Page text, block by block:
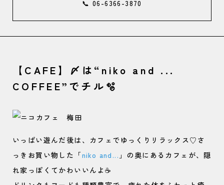
📞 06-6366-3870
【CAFE】〆は“niko and ...
COFFEE”でチル🫧
いっぱい遊んだ後は、カフェでゆっくりリラックス♡さ
っきお買い物した「niko and... 」の奥にあるカフェが、隠
れ家っぽくてかわいいんよ☕